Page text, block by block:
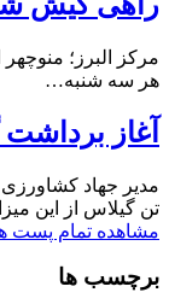
مرکز البرز؛
هر سه شنبه…
آغاز
تن گیلاس از این
مشاهده تمام پست
برچسب ها